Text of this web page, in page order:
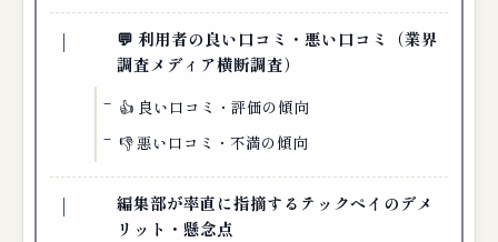
💬 利用者の良い口コミ・悪い口コミ（業界
調査メディア横断調査）
👍 良い口コミ・評価の傾向
👎 悪い口コミ・不満の傾向
編集部が率直に指摘するテックペイのデメ
リット・懸念点